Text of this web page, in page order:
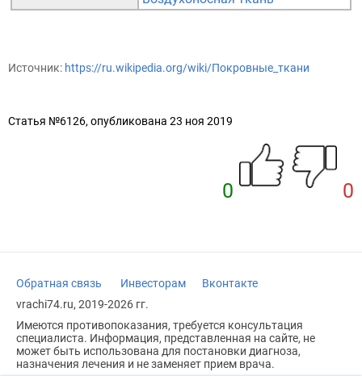
Источник: https://ru.wikipedia.org/wiki/Покровные_ткани
Статья №6126, опубликована 23 ноя 2019
0 0
Обратная связь Инвесторам
Вконтакте
vrachi74.ru, 2019-2026 гг.
Имеются противопоказания, требуется консультация
специалиста. Информация, представленная на сайте, не
может быть использована для постановки диагноза,
назначения лечения и не заменяет прием врача.